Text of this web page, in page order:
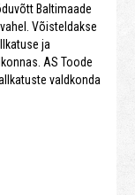
Baltimaade
Võisteldakse
ja
AS Toode
valdkonda